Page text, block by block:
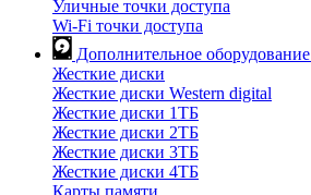
Уличные точки доступа
Wi-Fi точки доступа
Дополнительное оборудование
Жесткие диски
Жесткие диски Western digital
Жесткие диски 1ТБ
Жесткие диски 2ТБ
Жесткие диски 3ТБ
Жесткие диски 4ТБ
Карты памяти